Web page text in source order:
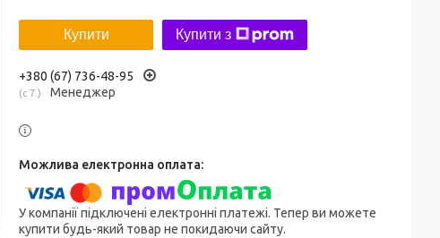
Купити Купити з
+380 (67) 736-48-95
с 7. Менеджер
У компанії підключені електронні платежі. Тепер ви можете
купити будь-який товар не покидаючи сайту.